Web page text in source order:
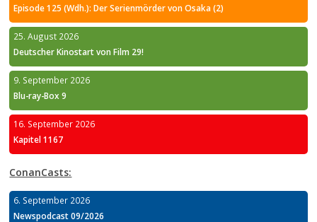
Episode 125 (Wdh.): Der Serienmörder von Osaka (2)
25. August 2026
Deutscher Kinostart von Film 29!
9. September 2026
Blu-ray-Box 9
16. September 2026
Kapitel 1167
ConanCasts:
6. September 2026
Newspodcast 09/2026